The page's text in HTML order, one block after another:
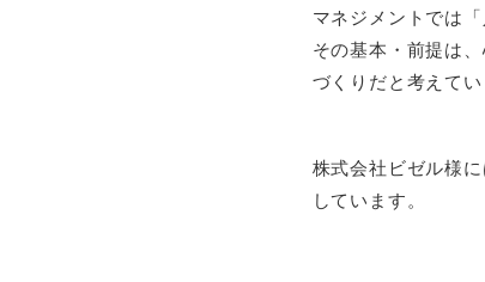
マネジメントでは
その基本・前提は
づくりだと考えてい
株式会社ビゼル様
しています。